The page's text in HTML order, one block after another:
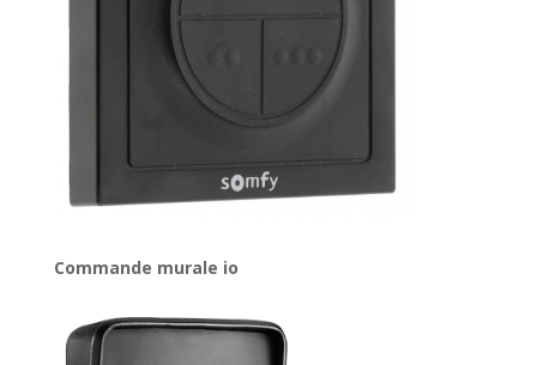
Commande murale io